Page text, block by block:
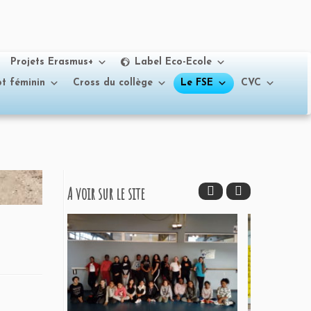
Projets Erasmus+
Label Eco-Ecole
féminin Cross du collège Le FSE
CVC
A voir sur le site